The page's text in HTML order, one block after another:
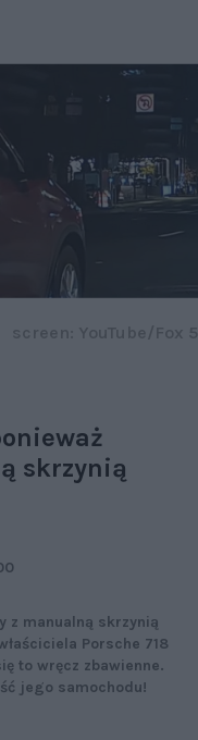
skrzynią
z manualną skrzynią
Porsche 718
to wręcz zbawienne.
jego samochodu!